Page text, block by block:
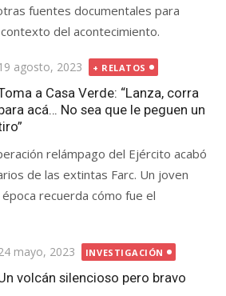
fuentes documentales para
del acontecimiento.
agosto, 2023 + RELATOS
a Casa Verde: “Lanza, corra
acá… No sea que le peguen un
relámpago del Ejército acabó
de las extintas Farc. Un joven
recuerda cómo fue el
mayo, 2023 INVESTIGACIÓN
volcán silencioso pero bravo